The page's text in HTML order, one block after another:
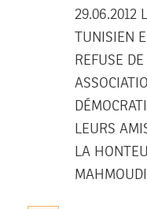
29.06.2012 LE CHEF DU GOUVERNEMENT
TUNISIEN
REFUSE
LEURS
LA